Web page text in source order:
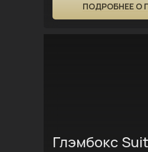
ПОДРОБНЕЕ О
Глэмбокс